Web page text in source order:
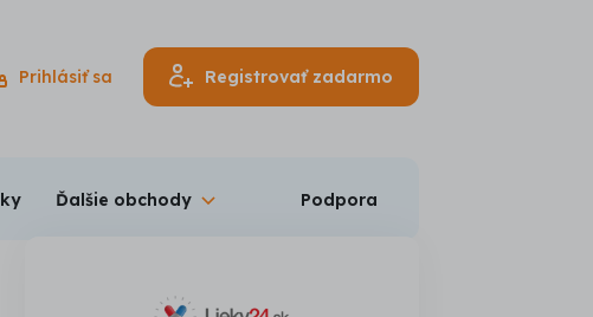
Prihlásiť sa Registrovať zadarmo
Ďalšie obchody Podpora